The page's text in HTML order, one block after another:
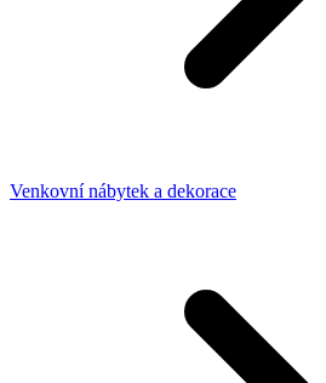
Venkovní nábytek a dekorace